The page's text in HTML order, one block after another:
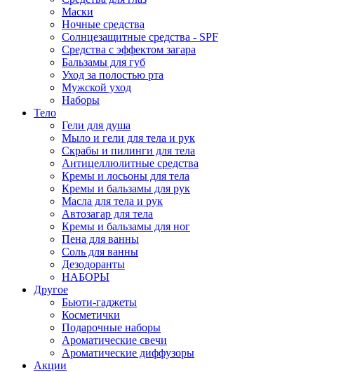
Маски
Ночные средства
Солнцезащитные средства - SPF
Средства c эффектом загара
Бальзамы для губ
Уход за полостью рта
Мужской уход
Наборы
Тело
Гели для душа
Мыло и гели для тела и рук
Скрабы и пилинги для тела
Антицеллюлитные средства
Кремы и лосьоны для тела
Кремы и бальзамы для рук
Масла для тела и рук
Автозагар для тела
Кремы и бальзамы для ног
Пена для ванны
Соль для ванны
Дезодоранты
НАБОРЫ
Другое
Бьюти-гаджеты
Косметички
Подарочные наборы
Ароматические свечи
Ароматические диффузоры
Акции